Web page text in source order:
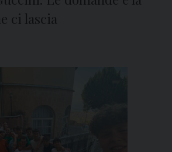
ci lascia